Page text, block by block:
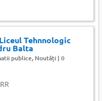
Tehnnologic
Balta
publice, Noutăți | 0